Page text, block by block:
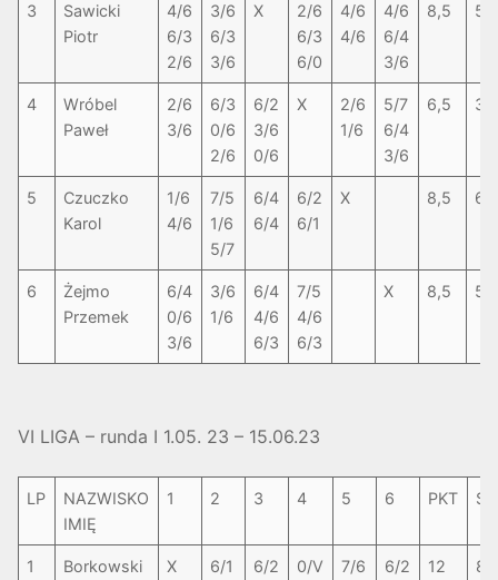
3
Sawicki
Piotr
4/6
6/3
2/6
3/6
6/3
3/6
X
2/6
6/3
6/0
4/6
4/6
4/6
6/4
3/6
8,5 5-
4
Wróbel
Paweł
2/6
3/6
6/3
0/6
2/6
6/2
3/6
0/6
X
2/6
1/6
5/7
6/4
3/6
6,5 3-
5
Czuczko
Karol
1/6
4/6
7/5
1/6
5/7
6/4
6/4
6/2
6/1
X 8,5 6-
6
Żejmo
Przemek
6/4
0/6
3/6
3/6
1/6
6/4
4/6
6/3
7/5
4/6
6/3
X 8,5 5-
VI LIGA – runda I 1.05. 23 – 15.06.23
LP
NAZWISKO
IMIĘ
1 2 3 4 5 6 PKT
1
Borkowski
X
6/1
6/2
0/V
7/6
6/2
12 8-